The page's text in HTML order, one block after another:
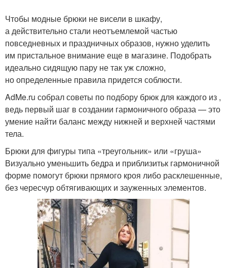
Чтобы модные брюки не висели в шкафу,
а действительно стали неотъемлемой частью
повседневных и праздничных образов, нужно уделить
им пристальное внимание еще в магазине. Подобрать
идеально сидящую пару не так уж сложно,
но определенные правила придется соблюсти.
AdMe.ru собрал советы по подбору брюк для каждого из ,
ведь первый шаг в создании гармоничного образа — это
умение найти баланс между нижней и верхней частями
тела.
Брюки для фигуры типа «треугольник» или «груша»
Визуально уменьшить бедра и приблизитьк гармоничной
форме помогут брюки прямого кроя либо расклешенные,
без чересчур обтягивающих и зауженных элементов.